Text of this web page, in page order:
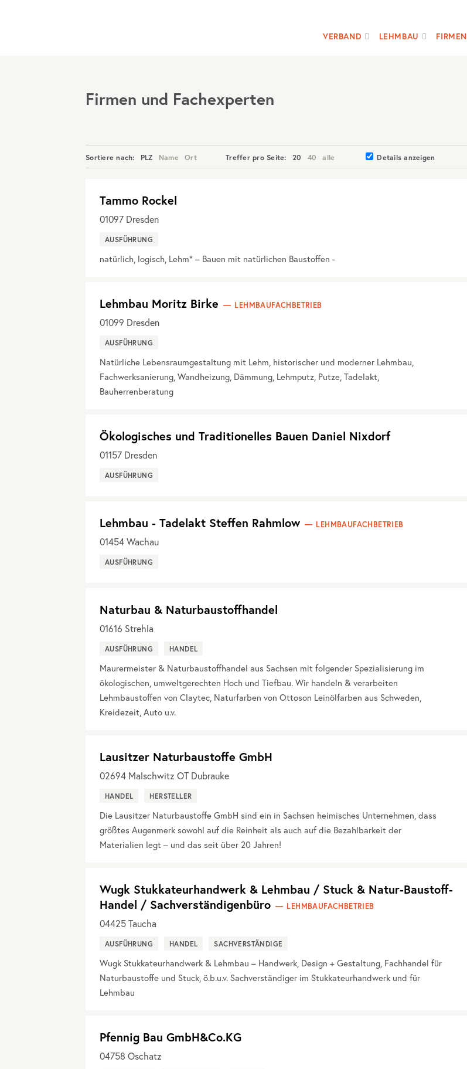
VERBAND LEHMBAU FIRMEN
Firmen und Fachexperten
Sortiere nach: PLZ Name Ort Treffer pro Seite: 20 40 alle Details anzeigen
Tammo Rockel
01097 Dresden
AUSFÜHRUNG
natürlich, logisch, Lehm* – Bauen mit natürlichen Baustoffen -
Lehmbau Moritz Birke LEHMBAUFACHBETRIEB
01099 Dresden
AUSFÜHRUNG
Natürliche Lebensraumgestaltung mit Lehm, historischer und moderner Lehmbau,
Fachwerksanierung, Wandheizung, Dämmung, Lehmputz, Putze, Tadelakt,
Bauherrenberatung
Ökologisches und Traditionelles Bauen Daniel Nixdorf
01157 Dresden
AUSFÜHRUNG
Lehmbau - Tadelakt Steffen Rahmlow LEHMBAUFACHBETRIEB
01454Wachau
AUSFÜHRUNG
Naturbau & Naturbaustoffhandel
01616 Strehla
AUSFÜHRUNG HANDEL
Maurermeister & Naturbaustoffhandel aus Sachsen mit folgender Spezialisierung im
ökologischen, umweltgerechten Hoch und Tiefbau. Wir handeln & verarbeiten
Lehmbaustoffen von Claytec, Naturfarben von Ottoson Leinölfarben aus Schweden,
Kreidezeit, Auto u.v.
Lausitzer Naturbaustoffe GmbH
02694 Malschwitz OT Dubrauke
HANDEL HERSTELLER
Die Lausitzer Naturbaustoffe GmbH sind ein in Sachsen heimisches Unternehmen, dass
größtes Augenmerk sowohl auf die Reinheit als auch auf die Bezahlbarkeit der
Materialien legt – und das seit über 20 Jahren!
Wugk Stukkateurhandwerk & Lehmbau / Stuck & Natur-Baustoff-
Handel / Sachverständigenbüro
LEHMBAUFACHBETRIEB
04425Taucha
AUSFÜHRUNG HANDEL SACHVERSTÄNDIGE
Wugk Stukkateurhandwerk & Lehmbau – Handwerk, Design + Gestaltung, Fachhandel für
Naturbaustoffe und Stuck, ö.b.u.v. Sachverständiger im Stukkateurhandwerk und für
Lehmbau
Pfennig Bau GmbH&Co.KG
04758 Oschatz